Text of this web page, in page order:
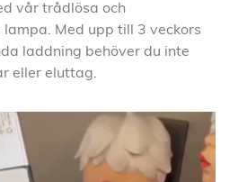
vår trådlösa och
Med upp till 3 veckors
laddning behöver du inte
eller eluttag.